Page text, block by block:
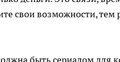
свои возможности, тем